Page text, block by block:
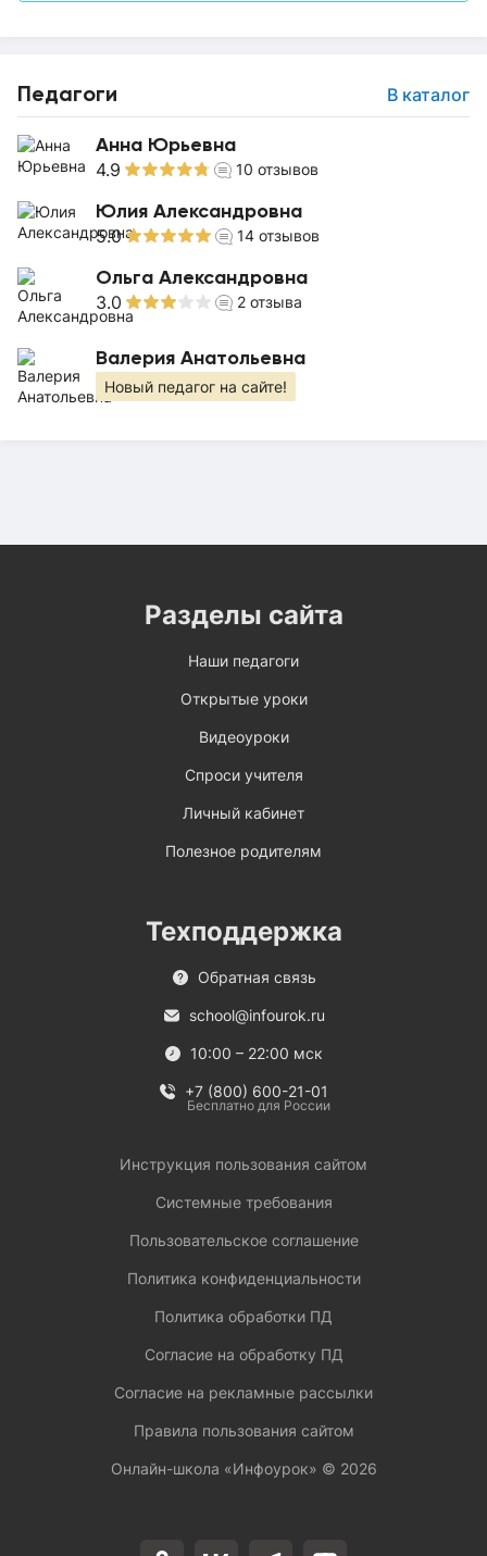
Педагоги В каталог
Анна Юрьевна
4.9 10 отзывов
Юлия Александровна
5.0 14 отзывов
Ольга Александровна
3.0 2 отзыва
Валерия Анатольевна
Новый педагог на сайте!
Разделы сайта
Наши педагоги
Открытые уроки
Видеоуроки
Спроси учителя
Личный кабинет
Полезное родителям
Техподдержка
Обратная связь
school@infourok.ru
10:00 – 22:00 мск
+7 (800) 600-21-01
Бесплатно для России
Инструкция пользования сайтом
Системные требования
Пользовательское соглашение
Политика конфиденциальности
Политика обработки ПД
Согласие на обработку ПД
Согласие на рекламные рассылки
Правила пользования сайтом
Онлайн-школа «Инфоурок» © 2026